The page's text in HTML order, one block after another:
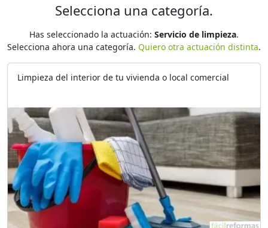
Selecciona una categoría.
Has seleccionado la actuación: Servicio de limpieza.
Selecciona ahora una categoría. Quiero otra actuación distinta.
Limpieza del interior de tu vivienda o local comercial